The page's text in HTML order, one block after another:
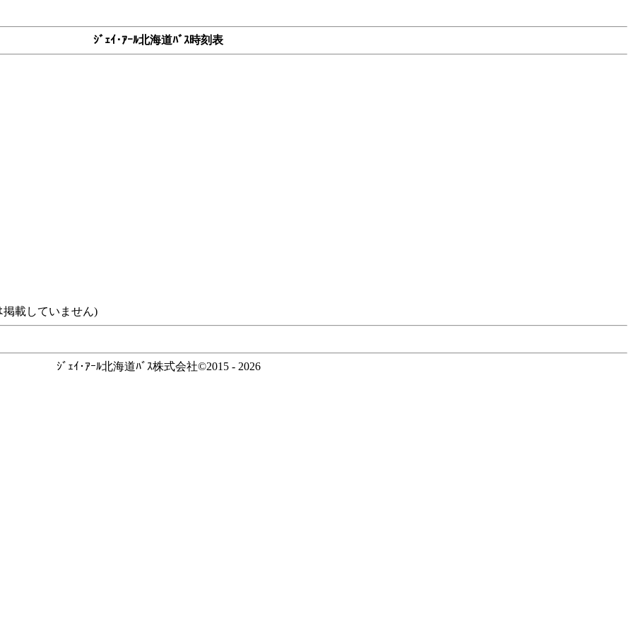
ｼﾞｪｲ･ｱｰﾙ北海道ﾊﾞｽ時刻表
掲載していません)
ｼﾞｪｲ･ｱｰﾙ北海道ﾊﾞｽ株式会社©2015 - 2026